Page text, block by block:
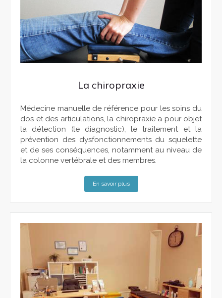
La chiropraxie
Médecine manuelle de référence pour les soins du
dos et des articulations, la chiropraxie a pour objet
la détection (le diagnostic), le traitement et la
prévention des dysfonctionnements du squelette
et de ses conséquences, notamment au niveau de
la colonne vertébrale et des membres.
En savoir plus